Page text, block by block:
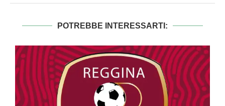
POTREBBE INTERESSARTI: